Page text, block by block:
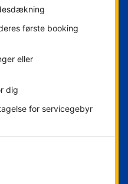
første booking
eller
dig
for servicegebyr
samme